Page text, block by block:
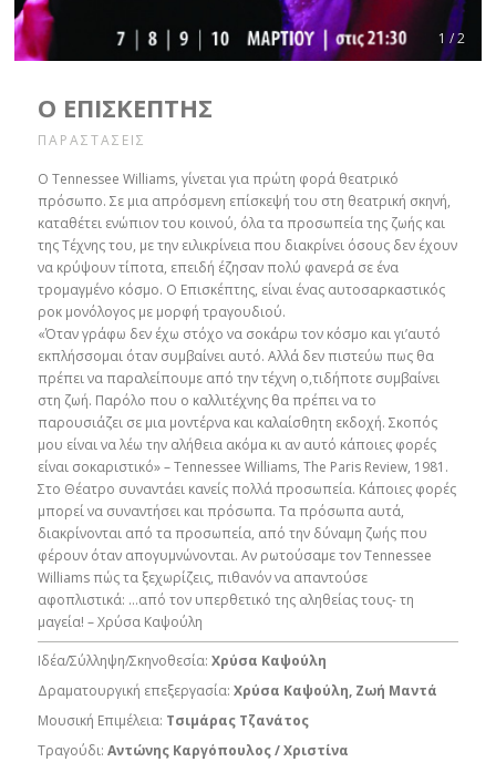
1 / 2
Ο ΕΠΙΣΚΈΠΤΗΣ
ΠΑΡΑΣΤΑΣΕΙΣ
O Tennessee Williams, γίνεται για πρώτη φορά θεατρικό
πρόσωπο. Σε μια απρόσμενη επίσκεψή του στη θεατρική σκηνή,
καταθέτει ενώπιον του κοινού, όλα τα προσωπεία της ζωής και
της Τέχνης του, με την ειλικρίνεια που διακρίνει όσους δεν έχουν
να κρύψουν τίποτα, επειδή έζησαν πολύ φανερά σε ένα
τρομαγμένο κόσμο. Ο Επισκέπτης, είναι ένας αυτοσαρκαστικός
ροκ μονόλογος με μορφή τραγουδιού.
«Όταν γράφω δεν έχω στόχο να σοκάρω τον κόσμο και γι’αυτό
εκπλήσσομαι όταν συμβαίνει αυτό. Αλλά δεν πιστεύω πως θα
πρέπει να παραλείπουμε από την τέχνη ο,τιδήποτε συμβαίνει
στη ζωή. Παρόλο που ο καλλιτέχνης θα πρέπει να το
παρουσιάζει σε μια μοντέρνα και καλαίσθητη εκδοχή. Σκοπός
μου είναι να λέω την αλήθεια ακόμα κι αν αυτό κάποιες φορές
είναι σοκαριστικό» – Tennessee Williams, The Paris Review, 1981.
Στο Θέατρο συναντάει κανείς πολλά προσωπεία. Κάποιες φορές
μπορεί να συναντήσει και πρόσωπα. Τα πρόσωπα αυτά,
διακρίνονται από τα προσωπεία, από την δύναμη ζωής που
φέρουν όταν απογυμνώνονται. Αν ρωτούσαμε τον Tennessee
Williams πώς τα ξεχωρίζεις, πιθανόν να απαντούσε
αφοπλιστικά: …από τον υπερθετικό της αληθείας τους- τη
μαγεία! – Χρύσα Καψούλη
Ιδέα/Σύλληψη/Σκηνοθεσία:Χρύσα Καψούλη
Δραματουργική επεξεργασία:Χρύσα Καψούλη, Ζωή Μαντά
Μουσική Επιμέλεια: Τσιμάρας Τζανάτος
Τραγούδι:Αντώνης Καργόπουλος / Χριστίνα